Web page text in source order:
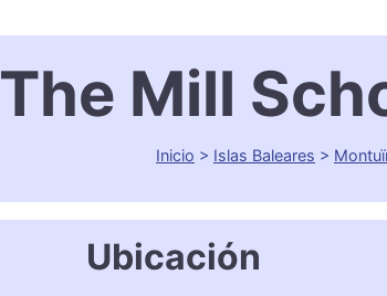
The Mill
Inicio > Islas Baleares >
Ubicación